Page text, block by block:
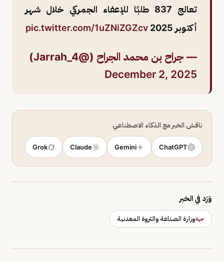
تعالج 837 طلبًا للإعفاء الجمركي خلال شهر
أكتوبر 2025
pic.twitter.com/1uZNiZGZcv
— جراح بن محمد الجراح (@Jarrah_4)
December 2, 2025
ناقش الخبر مع الذكاء الاصطناعي
ChatGPT
Gemini
Claude
Grok
وَرَد في الخبر
جهةوزارة الصناعة والثروة المعدنية